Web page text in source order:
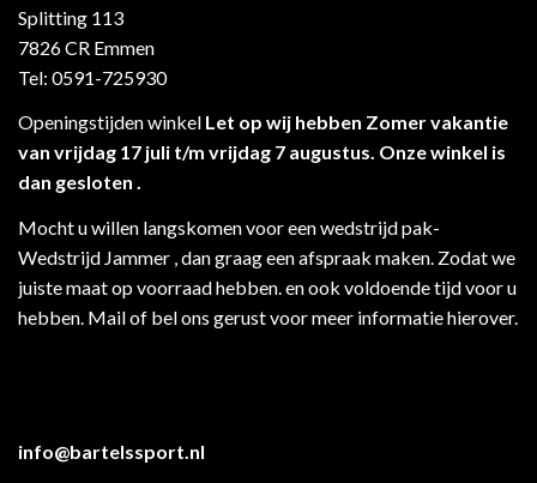
Splitting 113
7826 CR Emmen
Tel: 0591-725930
Openingstijden winkel Let op wij hebben Zomer vakantie
van vrijdag 17 juli t/m vrijdag 7 augustus. Onze winkel is
dan gesloten .
Mocht u willen langskomen voor een wedstrijd pak-
Wedstrijd Jammer , dan graag een afspraak maken. Zodat we
juiste maat op voorraad hebben. en ook voldoende tijd voor u
hebben. Mail of bel ons gerust voor meer informatie hierover.
info@bartelssport.nl